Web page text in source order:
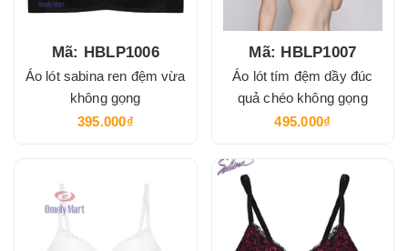
Mã: HBLP1006
Áo lót sabina ren đệm vừa
không gọng
395.000₫
Mã: HBLP1007
Áo lót tím đệm dầy đúc
quả chéo không gọng
495.000₫